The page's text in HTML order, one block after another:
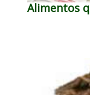
Alimentos